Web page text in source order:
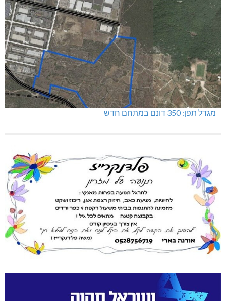
מגדל תפן: 350 דונם במתחם חדש